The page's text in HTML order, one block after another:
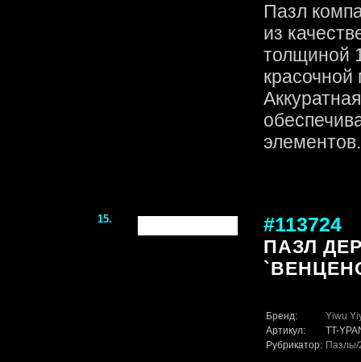
Пазл
из
толщиной
красочной
15. #113724
ПАЗЛ
Бренд:
Yiwu
Артикул:
TT-
Рубрикатор: Пазлы/